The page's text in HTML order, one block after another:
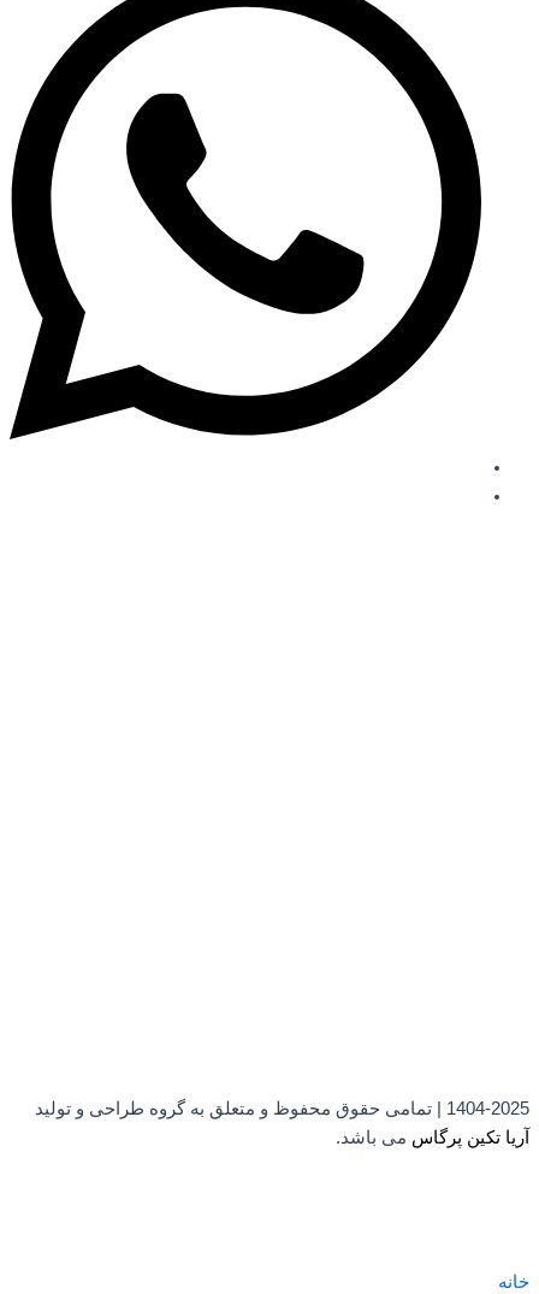
1404-2025 | تمامی حقوق محفوظ و متعلق به گروه طراحی و تولید
آریا تکین پرگاس می باشد.
خانه